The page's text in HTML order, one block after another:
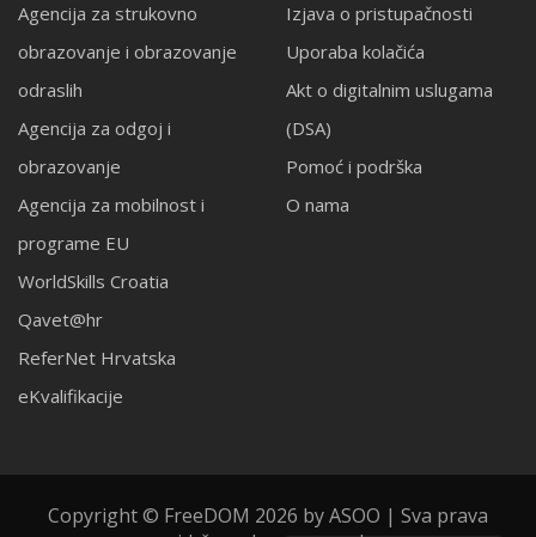
Agencija za strukovno
obrazovanje i obrazovanje
odraslih
Agencija za odgoj i
obrazovanje
Agencija za mobilnost i
programe EU
WorldSkills Croatia
Qavet@hr
ReferNet Hrvatska
eKvalifikacije
Izjava o pristupačnosti
Uporaba kolačića
Akt o digitalnim uslugama
(DSA)
Pomoć i podrška
O nama
Copyright © FreeDOM 2026 by ASOO | Sva prava